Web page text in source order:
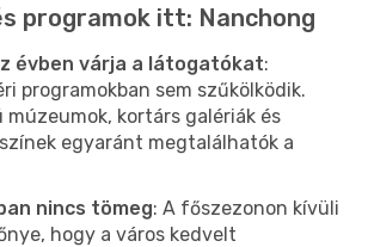
programok itt: Nanchong
évben várja a látogatókat:
programokban sem szűkölködik.
kortárs galériák és
egyaránt megtalálhatók a
nincs tömeg: A főszezonon kívüli
hogy a város kedvelt